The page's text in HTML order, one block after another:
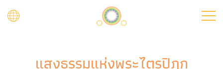
แสงธรรมแห่งพระไตรปิฎก